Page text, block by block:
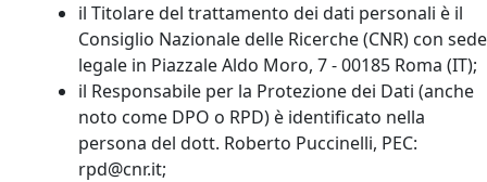
il Titolare del trattamento dei dati personali è il
Consiglio Nazionale delle Ricerche (CNR) con sede
legale in Piazzale Aldo Moro, 7 - 00185 Roma (IT);
il Responsabile per la Protezione dei Dati (anche
noto come DPO o RPD) è identificato nella
persona del dott. Roberto Puccinelli, PEC:
rpd@cnr.it;